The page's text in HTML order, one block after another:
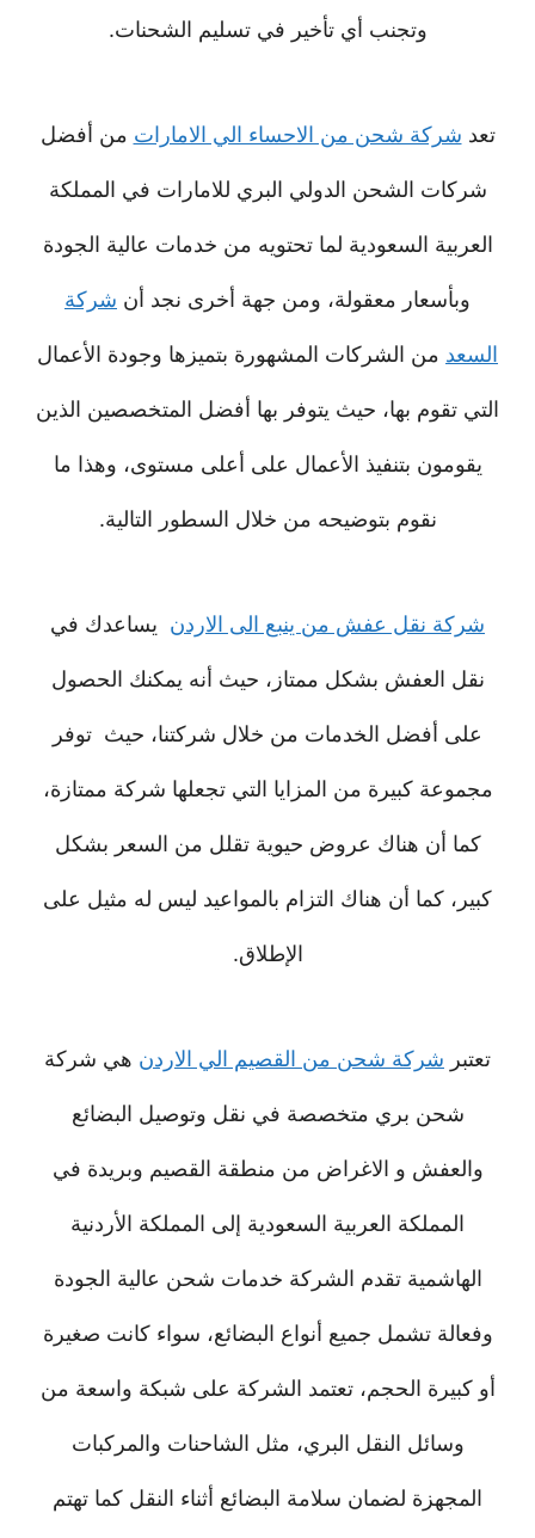
وتجنب أي تأخير في تسليم الشحنات.
تعد شركة شحن من الاحساء الي الامارات من أفضل
شركات الشحن الدولي البري للامارات في المملكة
العربية السعودية لما تحتويه من خدمات عالية الجودة
وبأسعار معقولة، ومن جهة أخرى نجد أن شركة
السعد من الشركات المشهورة بتميزها وجودة الأعمال
التي تقوم بها، حيث يتوفر بها أفضل المتخصصين الذين
يقومون بتنفيذ الأعمال على أعلى مستوى، وهذا ما
نقوم بتوضيحه من خلال السطور التالية.
شركة نقل عفش من ينبع الى الاردن يساعدك في
نقل العفش بشكل ممتاز، حيث أنه يمكنك الحصول
على أفضل الخدمات من خلال شركتنا، حيث توفر
مجموعة كبيرة من المزايا التي تجعلها شركة ممتازة،
كما أن هناك عروض حيوية تقلل من السعر بشكل
كبير، كما أن هناك التزام بالمواعيد ليس له مثيل على
الإطلاق.
تعتبر شركة شحن من القصيم الي الاردن هي شركة
شحن بري متخصصة في نقل وتوصيل البضائع
والعفش و الاغراض من منطقة القصيم وبريدة في
المملكة العربية السعودية إلى المملكة الأردنية
الهاشمية تقدم الشركة خدمات شحن عالية الجودة
وفعالة تشمل جميع أنواع البضائع، سواء كانت صغيرة
أو كبيرة الحجم، تعتمد الشركة على شبكة واسعة من
وسائل النقل البري، مثل الشاحنات والمركبات
المجهزة لضمان سلامة البضائع أثناء النقل كما تهتم